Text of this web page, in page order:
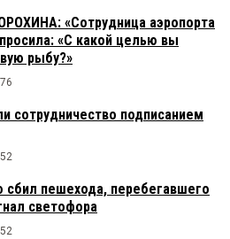
«Сотрудница аэропорта
«С какой целью вы
рыбу?»
сотрудничество подписанием
пешехода, перебегавшего
светофора